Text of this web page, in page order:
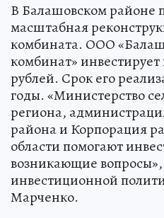
В Балашовском районе
масштабная
комбината. ООО
комбинат» инвестирует
рублей. Срок его
годы. «Министерство
региона,
района и Корпорация
области помогают
возникающие
инвестиционной
Марченко.